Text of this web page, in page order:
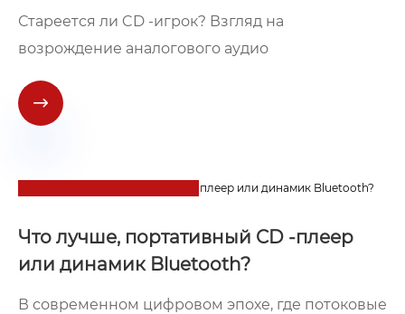
Стареется ли CD -игрок? Взгляд на
возрождение аналогового аудио

Что лучше, портативный CD -плеер
или динамик Bluetooth?
В современном цифровом эпохе, где потоковые